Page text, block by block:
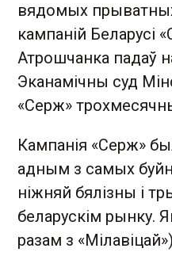
вядомых
кампаній Беларусі
Атрошчанка падаў
Эканамічны суд
«Серж»
Кампанія «Серж»
адным з самых
ніжняй бялізны і
беларускім рынку.
разам з